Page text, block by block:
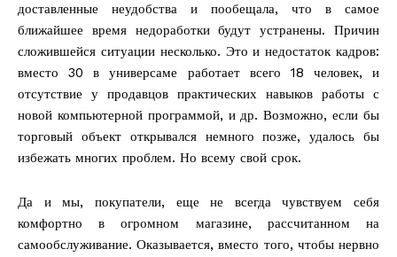
доставленные неудобства и пообещала, что в самое
ближайшее время недоработки будут устранены. Причин
сложившейся ситуации несколько. Это и недостаток кадров:
вместо 30 в универсаме работает всего 18 человек, и
отсутствие у продавцов практических навыков работы с
новой компьютерной программой, и др. Возможно, если бы
торговый объект открывался немного позже, удалось бы
избежать многих проблем. Но всему свой срок.
Да и мы, покупатели, еще не всегда чувствуем себя
комфортно в огромном магазине, рассчитанном на
самообслуживание. Оказывается, вместо того, чтобы нервно